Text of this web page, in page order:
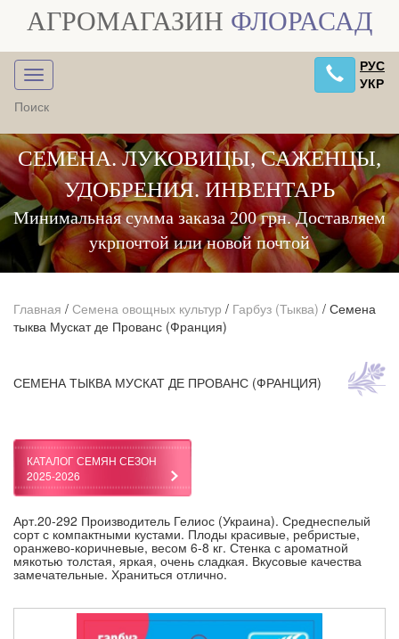
АГРОМАГАЗИН ФЛОРАСАД
РУС
УКР
СЕМЕНА. ЛУКОВИЦЫ, САЖЕНЦЫ,
УДОБРЕНИЯ. ИНВЕНТАРЬ
Минимальная сумма заказа 200 грн. Доставляем
укрпочтой или новой почтой
Главная / Семена овощных культур / Гарбуз (Тыква) / Семена
тыква Мускат де Прованс (Франция)
СЕМЕНА ТЫКВА МУСКАТ ДЕ ПРОВАНС (ФРАНЦИЯ)
КАТАЛОГ СЕМЯН СЕЗОН
2025-2026
Арт.20-292 Производитель Гелиос (Украина). Среднеспелый
сорт с компактными кустами. Плоды красивые, ребристые,
оранжево-коричневые, весом 6-8 кг. Стенка с ароматной
мякотью толстая, яркая, очень сладкая. Вкусовые качества
замечательные. Храниться отлично.